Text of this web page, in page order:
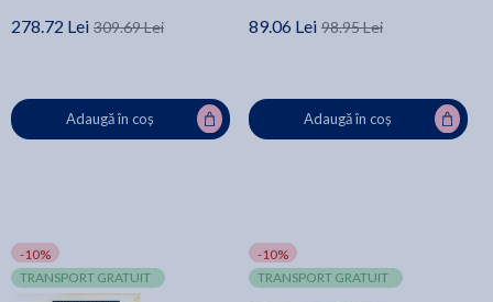
278.72 Lei 309.69 Lei
Adaugă în coș
89.06 Lei 98.95 Lei
Adaugă în coș
-10%
TRANSPORT GRATUIT
-10%
TRANSPORT GRATUIT